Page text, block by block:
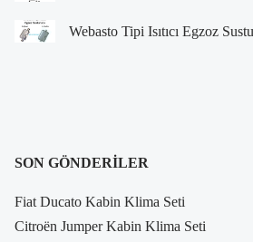
Webasto Tipi Isıtıcı Egzoz
SON GÖNDERILER
Fiat Ducato Kabin Klima Seti
Citroën Jumper Kabin Klima Seti